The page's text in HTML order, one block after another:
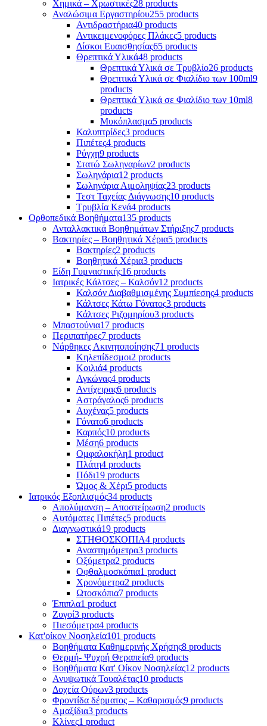
Χημικά – Χρωστικές28 products
Αναλώσιμα Εργαστηρίου255 products
Αντιδραστήρια40 products
Αντικειμενοφόρες Πλάκες5 products
Δίσκοι Ευαισθησίας65 products
Θρεπτικά Υλικά48 products
Θρεπτικά Υλικά σε Τρυβλίο26 products
Θρεπτικά Υλικά σε Φιαλίδιο των 100ml9
products
Θρεπτικά Υλικά σε Φιαλίδιο των 10ml8
products
Μυκόπλασμα5 products
Καλυπτρίδες3 products
Πιπέτες4 products
Ρύγχη9 products
Στατώ Σωληναρίων2 products
Σωληνάρια12 products
Σωληνάρια Αιμοληψίας23 products
Τεστ Ταχείας Διάγνωσης10 products
Τρυβλία Κενά4 products
Ορθοπεδικά Βοηθήματα135 products
Ανταλλακτικά Βοηθημάτων Στήριξης7 products
Βακτηρίες – Βοηθητικά Χέρια5 products
Βακτηρίες2 products
Βοηθητικά Χέρια3 products
Είδη Γυμναστικής16 products
Ιατρικές Κάλτσες – Καλσόν12 products
Καλσόν Διαβαθμισμένης Συμπίεσης4 products
Κάλτσες Κάτω Γόνατος3 products
Κάλτσες Ριζομηρίου3 products
Μπαστούνια17 products
Περιπατήρες7 products
Νάρθηκες Ακινητοποίησης71 products
Κηλεπίδεσμοι2 products
Κοιλιά4 products
Αγκώνας4 products
Αντίχειρας6 products
Αστράγαλος6 products
Αυχένας5 products
Γόνατο6 products
Καρπός10 products
Μέση6 products
Ομφαλοκήλη1 product
Πλάτη4 products
Πόδι19 products
Ώμος & Χέρι5 products
Ιατρικός Εξοπλισμός34 products
Απολύμανση – Αποστείρωση2 products
Αυτόματες Πιπέτες5 products
Διαγνωστικά19 products
ΣΤΗΘΟΣΚΟΠΙΑ4 products
Αναστημόμετρα3 products
Οξύμετρα2 products
Οφθαλμοσκόπια1 product
Χρονόμετρα2 products
Ωτοσκόπια7 products
Έπιπλα1 product
Ζυγοί3 products
Πιεσόμετρα4 products
Κατ'οίκον Νοσηλεία101 products
Βοηθήματα Καθημερινής Χρήσης8 products
Θερμή- Ψυχρή Θεραπεία9 products
Βοηθήματα Κατ' Οίκον Νοσηλείας12 products
Ανυψωτικά Τουαλέτας10 products
Δοχεία Ούρων3 products
Φροντίδα δέρματος – Καθαρισμός9 products
Αμαξίδια3 products
Κλίνες1 product